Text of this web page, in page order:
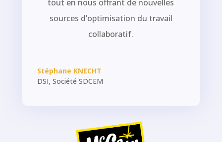
tout en nous offrant de nouvelles
sources d’optimisation du travail
collaboratif.
Stéphane KNECHT
DSI, Société SDCEM